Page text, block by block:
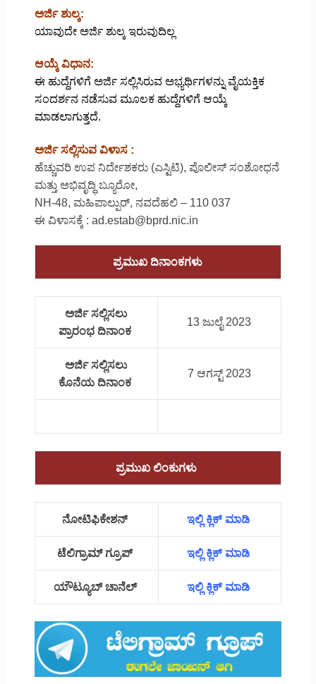
ಅರ್ಜಿ ಶುಲ್ಕ:
ಯಾವುದೇ ಅರ್ಜಿ ಶುಲ್ಕ ಇರುವುದಿಲ್ಲ
ಆಯ್ಕೆ ವಿಧಾನ:
ಈ ಹುದ್ದೆಗಳಿಗೆ ಅರ್ಜಿ ಸಲ್ಲಿಸಿರುವ ಅಭ್ಯರ್ಥಿಗಳನ್ನು ವೈಯಕ್ತಿಕ
ಸಂದರ್ಶನ ನಡೆಸುವ ಮೂಲಕ ಹುದ್ದೆಗಳಿಗೆ ಆಯ್ಕೆ
ಮಾಡಲಾಗುತ್ತದೆ.
ಅರ್ಜಿ ಸಲ್ಲಿಸುವ ವಿಳಾಸ :
ಹೆಚ್ಚುವರಿ ಉಪ ನಿರ್ದೇಶಕರು (ಎಸ್ಟಿಟಿ), ಪೊಲೀಸ್ ಸಂಶೋಧನೆ
ಮತ್ತು ಅಭಿವೃದ್ಧಿ ಬ್ಯೂರೋ,
NH-48, ಮಹಿಪಾಲ್ಪುರ್, ನವದೆಹಲಿ – 110 037
ಈ ವಿಳಾಸಕ್ಕೆ : ad.estab@bprd.nic.in
ಪ್ರಮುಖ ದಿನಾಂಕಗಳು
ಅರ್ಜಿ ಸಲ್ಲಿಸಲು
ಪ್ರಾರಂಭ ದಿನಾಂಕ
13 ಜುಲೈ 2023
ಅರ್ಜಿ ಸಲ್ಲಿಸಲು
ಕೊನೆಯ ದಿನಾಂಕ
7 ಆಗಸ್ಟ್ 2023
ಪ್ರಮುಖ ಲಿಂಕುಗಳು
ನೋಟಿಫಿಕೇಶನ್ ಇಲ್ಲಿ ಕ್ಲಿಕ್ ಮಾಡಿ
ಟೆಲಿಗ್ರಾಮ್ ಗ್ರೂಪ್ ಇಲ್ಲಿ ಕ್ಲಿಕ್ ಮಾಡಿ
ಯೌಟ್ಯೂಬ್ ಚಾನೆಲ್ ಇಲ್ಲಿ ಕ್ಲಿಕ್ ಮಾಡಿ